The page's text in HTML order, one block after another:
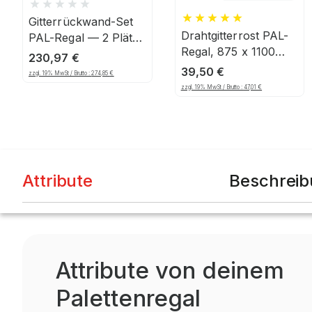
Gitterrückwand-Set
PAL-Regal — 2 Plätze
(1800-1850mm),
1206, 125
230,97 €
zzgl. 19% MwSt / Brutto :274,85€
Drahtgitterrost PAL-
Regal, 875 x 1100
mm, 100 x 50 mm
Maschenteilung,
39,50€
zzgl. 19% MwSt / Brutto : 47,01€
Attribute
Attribute von deinem
Palettenregal